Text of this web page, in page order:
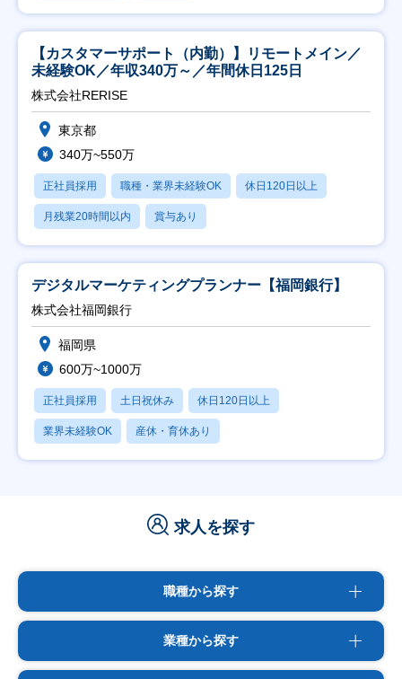
【カスタマーサポート（内勤）】リモートメイン／
未経験OK／年収340万～／年間休日125日
株式会社RERISE
東京都
340万~550万
正社員採用 職種・業界未経験OK 休日120日以上
月残業20時間以内 賞与あり
デジタルマーケティングプランナー【福岡銀行】
株式会社福岡銀行
福岡県
600万~1000万
正社員採用 土日祝休み 休日120日以上
業界未経験OK 産休・育休あり
求人を探す
職種から探す
業種から探す